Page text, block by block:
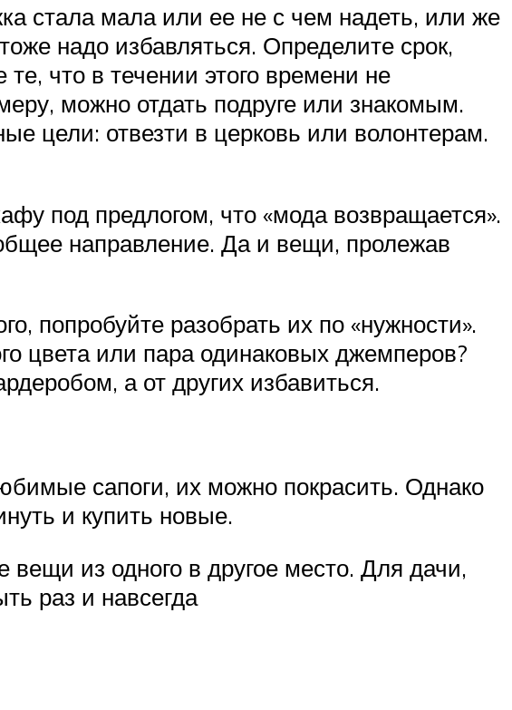
стала мала или ее не с чем надеть, или же
надо избавляться. Определите срок,
что в течении этого времени не
можно отдать подруге или знакомым.
цели: отвезти в церковь или волонтерам.
под предлогом, что «мода возвращается».
направление. Да и вещи, пролежав
попробуйте разобрать их по «нужности».
цвета или пара одинаковых джемперов?
а от других избавиться.
сапоги, их можно покрасить. Однако
и купить новые.
из одного в другое место. Для дачи,
раз и навсегда